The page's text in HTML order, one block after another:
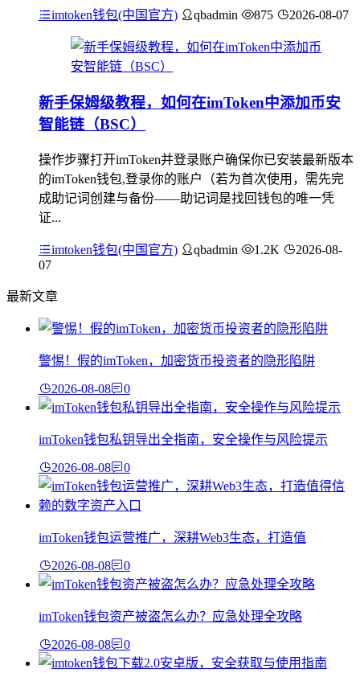
imtoken钱包(中国官方) qbadmin 875 2026-08-07
新手保姆级教程，如何在imToken中添加币安
智能链（BSC）
操作步骤打开imToken并登录账户确保你已安装最新版本
的imToken钱包,登录你的账户（若为首次使用，需先完
成助记词创建与备份——助记词是找回钱包的唯一凭
证...
imtoken钱包(中国官方) qbadmin 1.2K
2026-08-
07
最新文章
警惕！假的imToken，加密货币投资者的隐形陷阱
2026-08-08 0
imToken钱包私钥导出全指南，安全操作与风险提示
2026-08-08 0
imToken钱包运营推广，深耕Web3生态，打造值
2026-08-08 0
imToken钱包资产被盗怎么办？应急处理全攻略
2026-08-08 0